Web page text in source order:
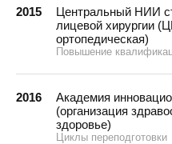
2015
Центральный НИИ
лицевой хирургии
ортопедическая)
Повышение
2016
Академия
(организация
здоровье)
Циклы переподготовки